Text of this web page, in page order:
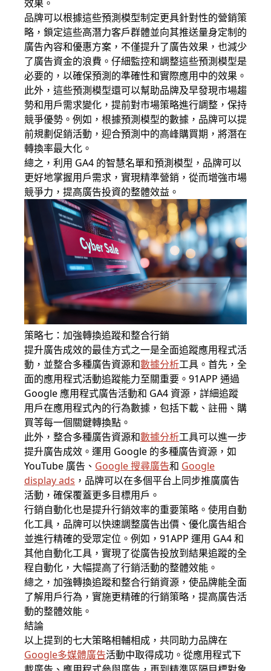
效果。
品牌可以根據這些預測模型制定更具針對性的營銷策
略，鎖定這些高潛力客戶群體並向其推送量身定制的
廣告內容和優惠方案，不僅提升了廣告效果，也減少
了廣告資金的浪費。仔細監控和調整這些預測模型是
必要的，以確保預測的準確性和實際應用中的效果。
此外，這些預測模型還可以幫助品牌及早發現市場趨
勢和用戶需求變化，提前對市場策略進行調整，保持
競爭優勢。例如，根據預測模型的數據，品牌可以提
前規劃促銷活動，迎合預測中的高峰購買期，將潛在
轉換率最大化。
總之，利用 GA4 的智慧名單和預測模型，品牌可以
更好地掌握用戶需求，實現精準營銷，從而增強市場
競爭力，提高廣告投資的整體效益。
策略七：加強轉換追蹤和整合行銷
提升廣告成效的最佳方式之一是全面追蹤應用程式活
動，並整合多種廣告資源和數據分析工具。首先，全
面的應用程式活動追蹤能力至關重要。91APP 通過
Google 應用程式廣告活動和 GA4 資源，詳細追蹤
用戶在應用程式內的行為數據，包括下載、註冊、購
買等每一個關鍵轉換點。
此外，整合多種廣告資源和數據分析工具可以進一步
提升廣告成效。運用 Google 的多種廣告資源，如
YouTube 廣告、 Google 搜尋廣告和 Google
display ads ，品牌可以在多個平台上同步推廣廣告
活動，確保覆蓋更多目標用戶。
行銷自動化也是提升行銷效率的重要策略。使用自動
化工具，品牌可以快速調整廣告出價、優化廣告組合
並進行精確的受眾定位。例如，91APP 運用 GA4 和
其他自動化工具，實現了從廣告投放到結果追蹤的全
程自動化，大幅提高了行銷活動的整體效能。
總之，加強轉換追蹤和整合行銷資源，使品牌能全面
了解用戶行為，實施更精確的行銷策略，提高廣告活
動的整體效能。
結論
以上提到的七大策略相輔相成，共同助力品牌在
Google多媒體廣告活動中取得成功。從應用程式下